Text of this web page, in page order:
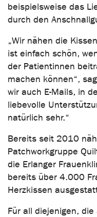
beispielsweise das
durch den
„Wir nähen die
ist einfach schön,
der Patientinnen
machen können“,
wir auch E-Mails, in
liebevolle
natürlich sehr.“
Bereits seit 2010
Patchworkgruppe
die Erlanger
bereits über 4.000
Herzkissen
Für all diejenigen,